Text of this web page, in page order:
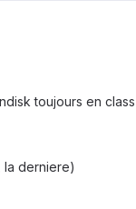
toujours en
la derniere)